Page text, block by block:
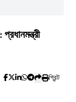
প্রিন্ট